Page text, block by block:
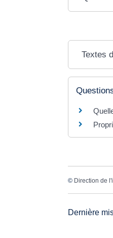
Textes
© Direction de
Dernière